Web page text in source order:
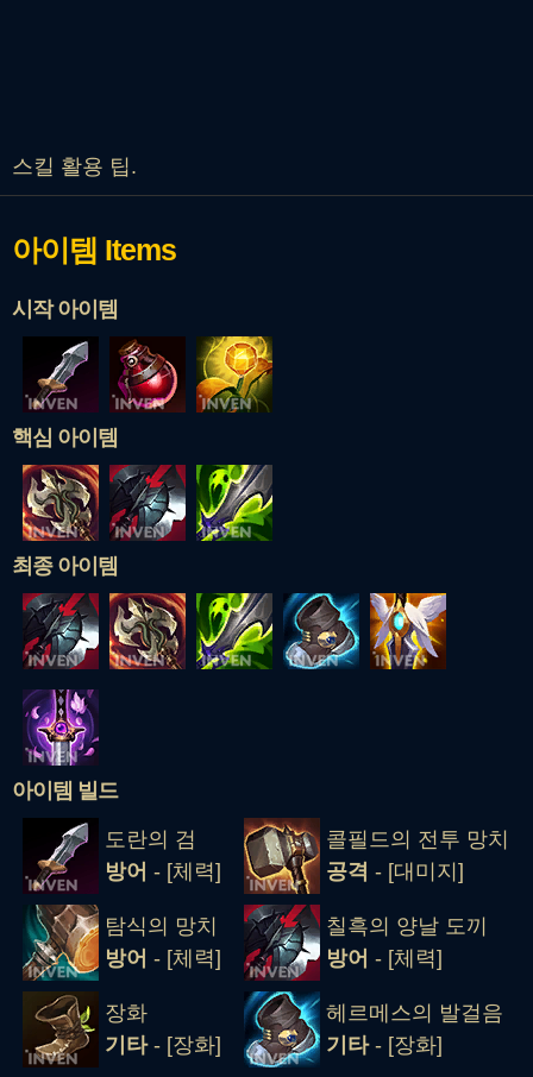
스킬 활용 팁.
아이템 Items
시작 아이템
핵심 아이템
최종 아이템
아이템 빌드
도란의 검
방어 - [체력]
콜필드의 전투 망치
공격 - [대미지]
탐식의 망치
방어 - [체력]
칠흑의 양날 도끼
방어 - [체력]
장화
기타- [장화]
헤르메스의 발걸음
기타- [장화]